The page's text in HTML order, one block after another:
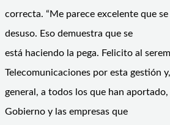
correcta. “Me parece excelente que
desuso. Eso demuestra que se
está haciendo la pega. Felicito al
Telecomunicaciones por esta gestión
general, a todos los que han aportado,
Gobierno y las empresas que